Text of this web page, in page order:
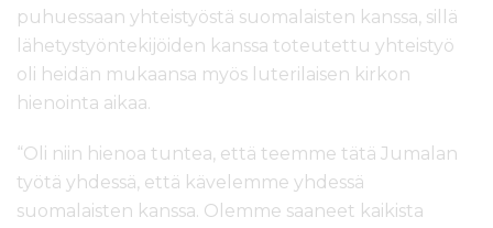
puhuessaan yhteistyöstä suomalaisten kanssa, sillä
lähetystyöntekijöiden kanssa toteutettu yhteistyö
oli heidän mukaansa myös luterilaisen kirkon
hienointa aikaa.
“Oli niin hienoa tuntea, että teemme tätä Jumalan
työtä yhdessä, että kävelemme yhdessä
suomalaisten kanssa. Olemme saaneet kaikista